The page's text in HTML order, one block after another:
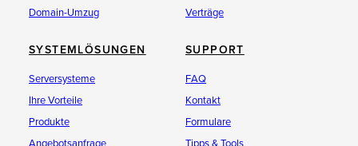
Domain-Umzug
Verträge
SYSTEMLÖSUNGEN
Serversysteme
Ihre Vorteile
Produkte
SUPPORT
FAQ
Kontakt
Formulare